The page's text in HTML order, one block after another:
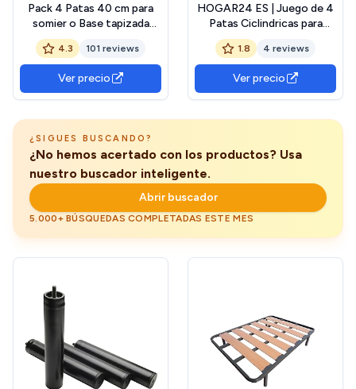
Pack 4 Patas 40 cm para
somier o Base tapizada
cilindricas Medidas
Especiales Metal
4.3 101 reviews
Ver precio
HOGAR24 ES | Juego de 4
Patas Ciclindricas para
Somier | Instalación
Mediante Rosca | Incluye
Tapón de Plástico para
Evitar Daños en el Suelo |
Altura de Las Patas: 26 cm
1.8 4 reviews
Ver precio
¿SIGUES BUSCANDO?
¿No hemos acertado con los productos? Usa
nuestro buscador inteligente.
Abrir buscador
5.000+ BÚSQUEDAS COMPLETADAS ESTE MES